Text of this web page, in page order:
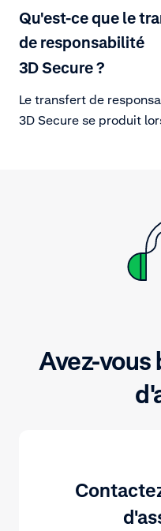
Qu'est-ce que le
de responsabilité
3D Secure ?
Le transfert de
3D Secure se produit
Avez-vous